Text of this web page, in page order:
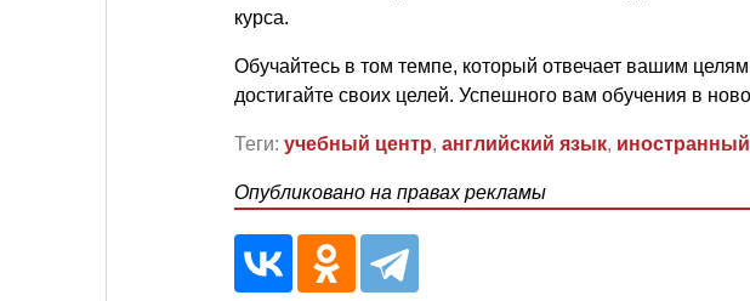
курса.
Обучайтесь в том темпе, который отвечает вашим
достигайте своих целей. Успешного вам обучения в
Теги: учебный центр, английский язык, иностранный
Опубликовано на правах рекламы